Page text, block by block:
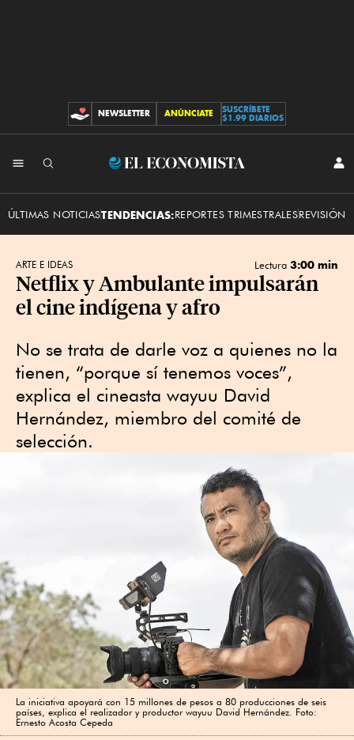
CONTRIBUCIONES
NEWSLETTER ANÚNCIATE
SUSCRÍBETE
$1.99 DIARIOS
El
ÚLTIMAS NOTICIASTENDENCIAS:REPORTES TRIMESTRALESREVISIÓN
ARTE E IDEAS Lectura 3:00 min
Netflix y Ambulante impulsarán
el cine indígena y afro
No se trata de darle voz a quienes no la
tienen, “porque sí tenemos voces”,
explica el cineasta wayuu David
Hernández, miembro del comité de
selección.
La iniciativa apoyará con 15 millones de pesos a 80 producciones de seis
países, explica el realizador y productor wayuu David Hernández. Foto:
Ernesto Acosta Cepeda